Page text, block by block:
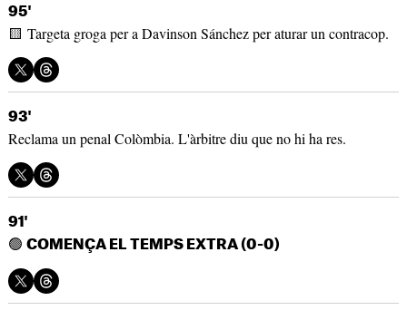
95'
🟨 Targeta groga per a Davinson Sánchez per aturar un contracop.
93'
Reclama un penal Colòmbia. L'àrbitre diu que no hi ha res.
91'
🟢 COMENÇA EL TEMPS EXTRA (0-0)